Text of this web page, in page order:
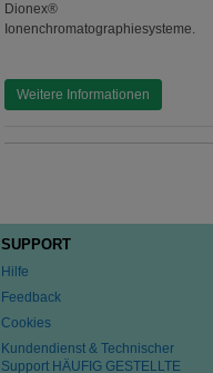
Dionex®
Ionenchromatographiesysteme.
Weitere Informationen
SUPPORT
Hilfe
Feedback
Cookies
Kundendienst & Technischer
Support HÄUFIG GESTELLTE